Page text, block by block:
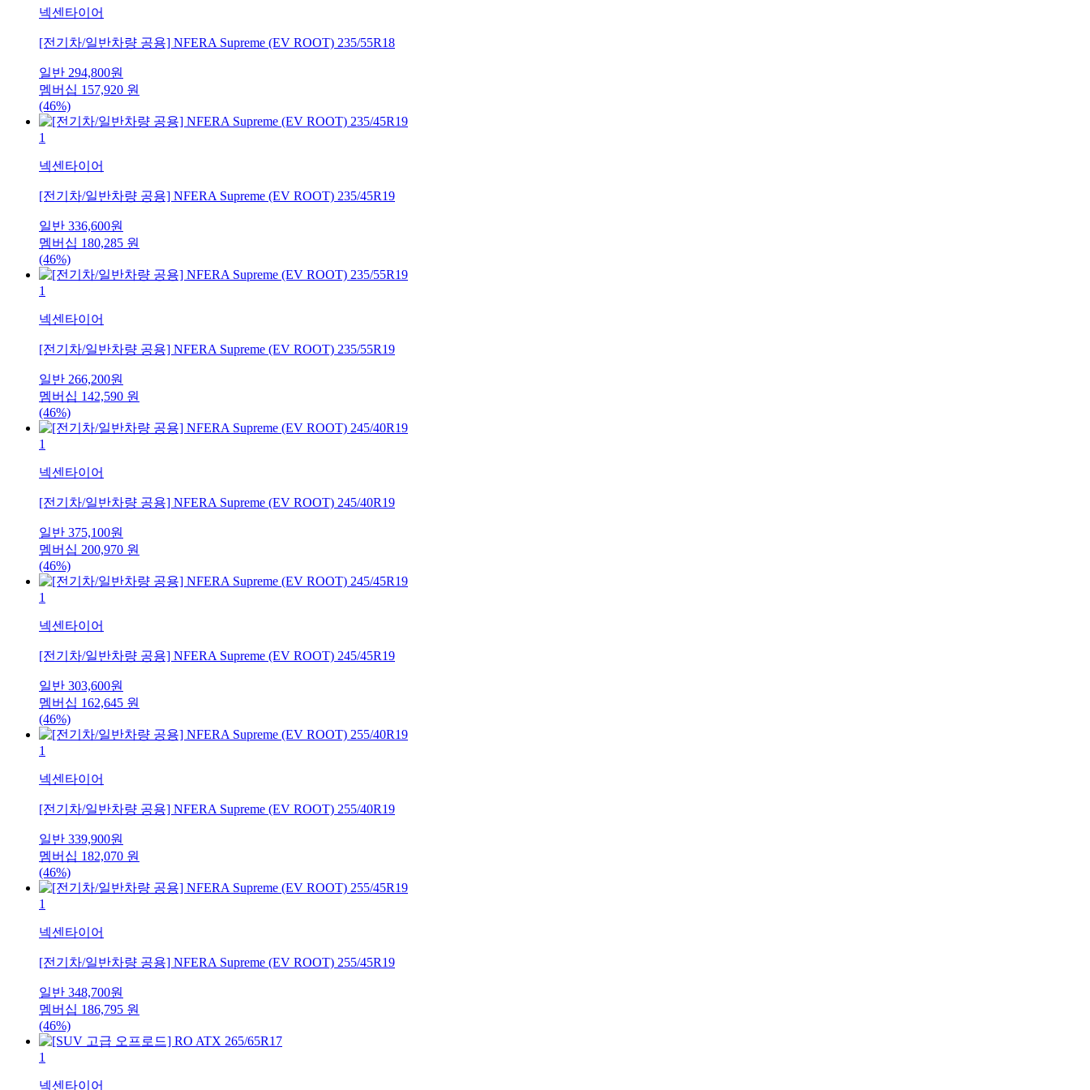
넥센타이어
[전기차/일반차량 공용] NFERA Supreme (EV ROOT) 235/55R18
일반 294,800원
멤버십 157,920 원
(46%)
1
넥센타이어
[전기차/일반차량 공용] NFERA Supreme (EV ROOT) 235/45R19
일반 336,600원
멤버십 180,285 원
(46%)
1
넥센타이어
[전기차/일반차량 공용] NFERA Supreme (EV ROOT) 235/55R19
일반 266,200원
멤버십 142,590 원
(46%)
1
넥센타이어
[전기차/일반차량 공용] NFERA Supreme (EV ROOT) 245/40R19
일반 375,100원
멤버십 200,970 원
(46%)
1
넥센타이어
[전기차/일반차량 공용] NFERA Supreme (EV ROOT) 245/45R19
일반 303,600원
멤버십 162,645 원
(46%)
1
넥센타이어
[전기차/일반차량 공용] NFERA Supreme (EV ROOT) 255/40R19
일반 339,900원
멤버십 182,070 원
(46%)
1
넥센타이어
[전기차/일반차량 공용] NFERA Supreme (EV ROOT) 255/45R19
일반 348,700원
멤버십 186,795 원
(46%)
1
넥센타이어